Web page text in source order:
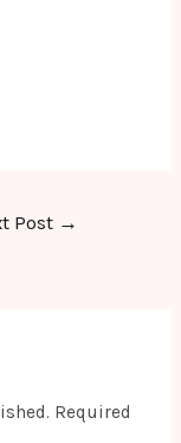
Post →
Required